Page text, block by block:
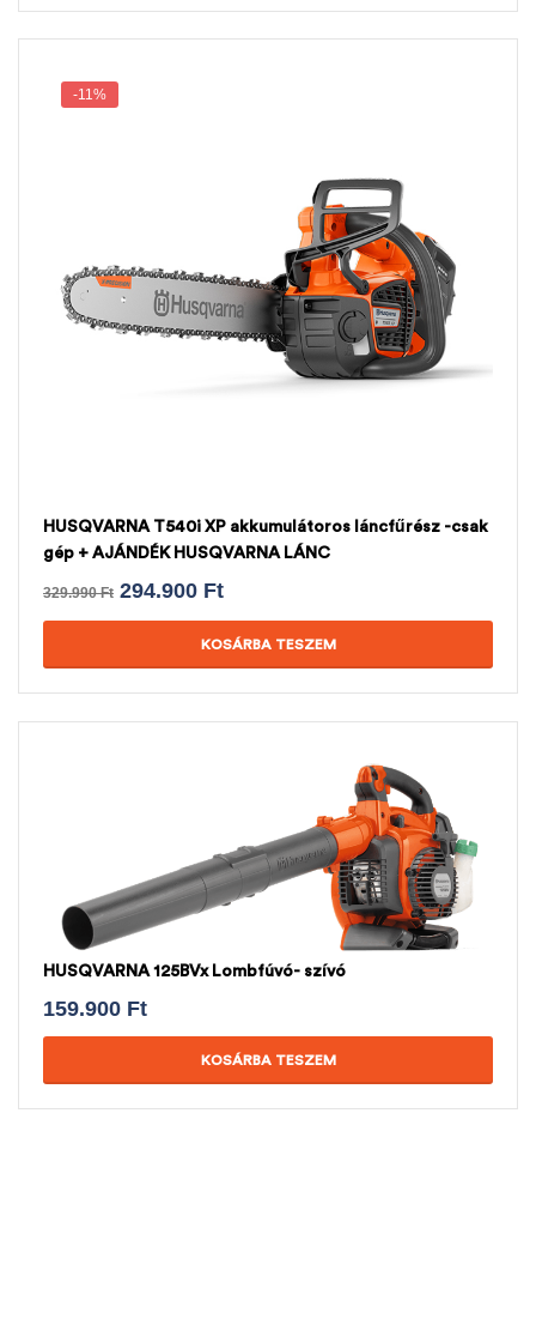
-11%
HUSQVARNA T540i XP akkumulátoros láncfűrész -csak
gép + AJÁNDÉK HUSQVARNA LÁNC
329.990Ft 294.900 Ft
KOSÁRBA TESZEM
HUSQVARNA 125BVx Lombfúvó- szívó
159.900 Ft
KOSÁRBA TESZEM